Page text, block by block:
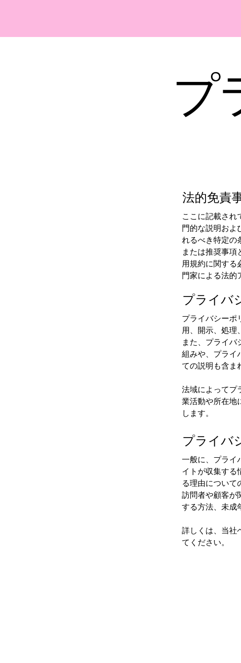
プ
法的免責
ここに記載され
門的な説明およ
れるべき特定の
または推奨事
用規約に関する
門家による法的
プライバ
プライバシーポ
用、開示、処理
また、プライバ
組みや、プライ
ての説明も含ま
法域によってプ
業活動や所在地
します。
プライバ
一般に、プライ
イトが収集する
る理由について
訪問者や顧客が
する方法、未成
詳しくは、当社
てください。